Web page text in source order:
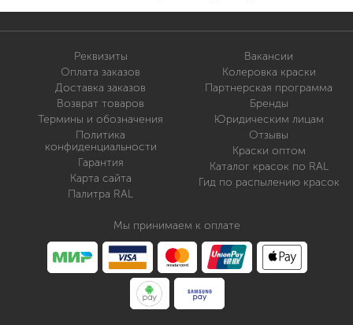
Реквизиты
Оплата заказов
Доставка заказов
Возврат товаров
Термины и обозначения
Политика
конфиденциальности
Гарантия
Карта сайта
Палитра RAL
Вакансии
Колеровка краски
Партнерская программа
Бренды
Юридическим лицам
Отзывы
Краски оптом
Каталог красок по RAL
Гид по распылению красок
Мы принимаем к оплате